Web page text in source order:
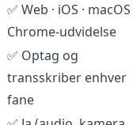
✅ Web · iOS · macOS
Chrome-udvidelse
✅ Optag og
transskriber enhver
fane